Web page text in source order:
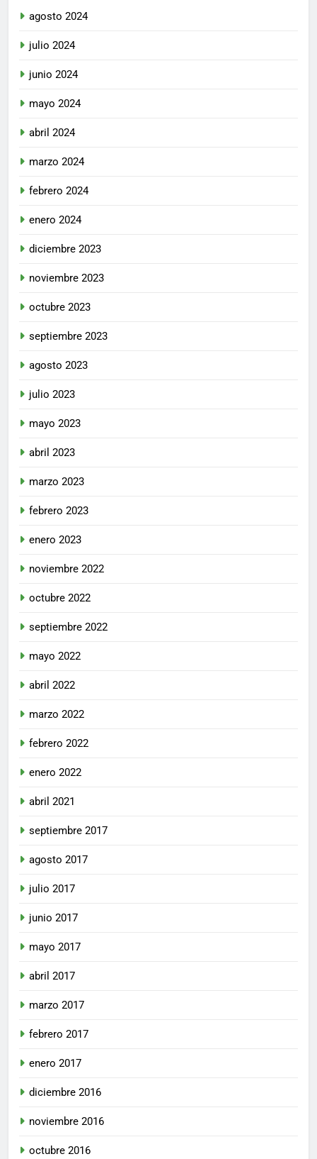
agosto 2024
julio 2024
junio 2024
mayo 2024
abril 2024
marzo 2024
febrero 2024
enero 2024
diciembre 2023
noviembre 2023
octubre 2023
septiembre 2023
agosto 2023
julio 2023
mayo 2023
abril 2023
marzo 2023
febrero 2023
enero 2023
noviembre 2022
octubre 2022
septiembre 2022
mayo 2022
abril 2022
marzo 2022
febrero 2022
enero 2022
abril 2021
septiembre 2017
agosto 2017
julio 2017
junio 2017
mayo 2017
abril 2017
marzo 2017
febrero 2017
enero 2017
diciembre 2016
noviembre 2016
octubre 2016